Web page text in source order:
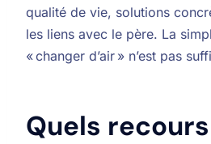
qualité de vie, solutions
les liens avec le père. La
« changer d’air » n’est pas
Quels